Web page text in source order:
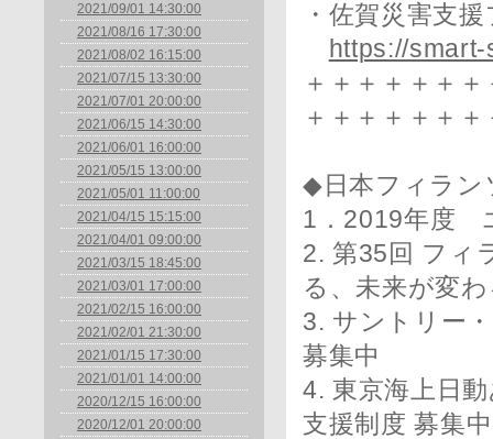
2021/09/01 14:30:00
2021/08/16 17:30:00
2021/08/02 16:15:00
2021/07/15 13:30:00
2021/07/01 20:00:00
2021/06/15 14:30:00
2021/06/01 16:00:00
2021/05/15 13:00:00
2021/05/01 11:00:00
2021/04/15 15:15:00
2021/04/01 09:00:00
2021/03/15 18:45:00
2021/03/01 17:00:00
2021/02/15 16:00:00
2021/02/01 21:30:00
2021/01/15 17:30:00
2021/01/01 14:00:00
2020/12/15 16:00:00
2020/12/01 20:00:00
・佐賀災害支
https://
＋＋＋＋＋＋
＋＋＋＋＋＋＋
◆日本フィラン
1．2019年度
2. 第35回 フィ
る、未来が変
3. サントリー
募集中
4. 東京海上日
支援制度 募集中